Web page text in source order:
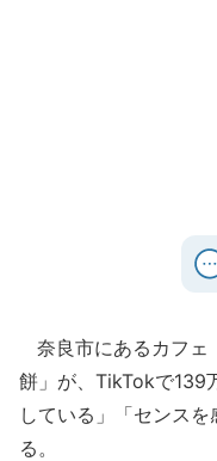
奈良市にあるカフェ
餅」が、TikTokで139
している」「センス
る。